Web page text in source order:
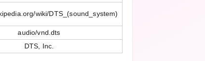
wiki/DTS_(sound_system)
audio/vnd.dts
DTS, Inc.